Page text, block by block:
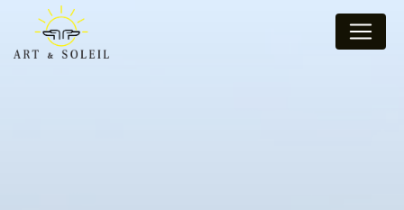
Panneau de gestion des cookies